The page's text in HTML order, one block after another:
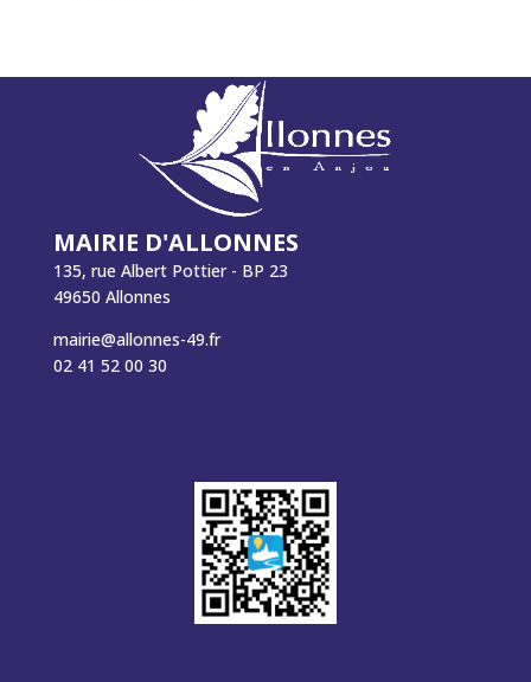
MAIRIE D'ALLONNES
135, rue Albert Pottier - BP 23
49650 Allonnes
mairie@allonnes-49.fr
02 41 52 00 30